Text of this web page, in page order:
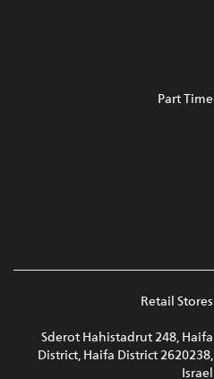
Part Time
Retail Stores
Sderot Hahistadrut 248, Haifa
District, Haifa District 2620238,
Israel